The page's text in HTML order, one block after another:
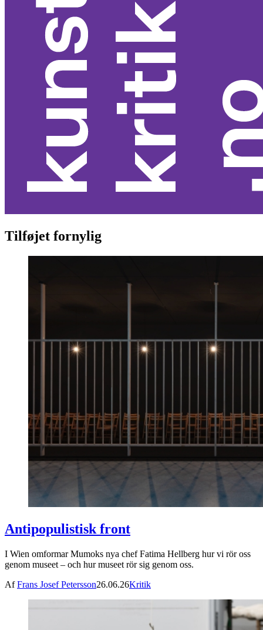
Tilføjet fornylig
Antipopulistisk front
I Wien omformar Mumoks nya chef Fatima Hellberg hur vi rör oss
genom museet – och hur museet rör sig genom oss.
AfFrans Josef Petersson26.06.26Kritik